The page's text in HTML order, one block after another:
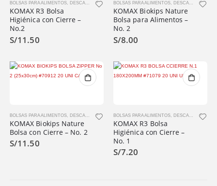
BOLSAS PARA ALIMENTOS, DESCARTABLES KOMAX,PRODUCTOS
KOMAX R3 Bolsa
Higiénica con Cierre –
No.2
S/11.50
BOLSAS PARA ALIMENTOS, DESCARTABLES
KOMAX Biokips Nature
Bolsa para Alimentos –
No. 2
S/8.00
BOLSAS PARA ALIMENTOS DESCARTABLES KOMAX,PRODUCTOS
KOMAX Biokips Nature
Bolsa con Cierre – No. 2
S/11.50
BOLSAS PARA ALIMENTOS DESCARTABLES
KOMAX R3 Bolsa
Higiénica con Cierre –
No. 1
S/7.20